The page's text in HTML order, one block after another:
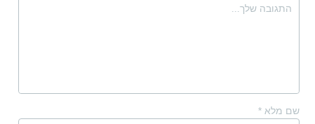
שם מלא *